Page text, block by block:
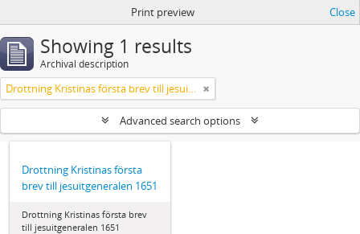
Print preview Close
Showing 1 results
Archival description
Drottning Kristinas första brev till jesuitgeneralen 1651
Advanced search options
Drottning Kristinas första
brev till jesuitgeneralen 1651
Drottning Kristinas första brev
till jesuitgeneralen 1651